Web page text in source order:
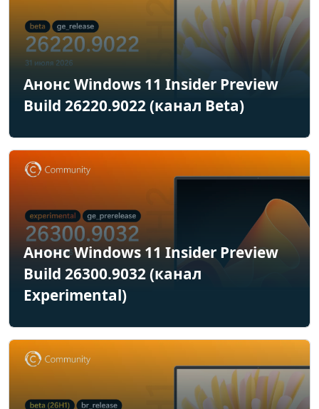
Анонс Windows 11 Insider Preview
Build 26220.9022 (канал Beta)
Анонс Windows 11 Insider Preview
Build 26300.9032 (канал
Experimental)